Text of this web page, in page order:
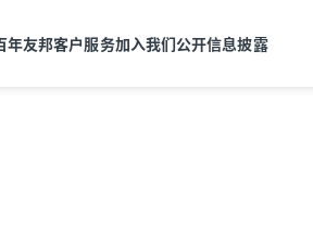
年友邦客户服务加入我们公开信息披露